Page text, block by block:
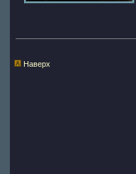
Наверх